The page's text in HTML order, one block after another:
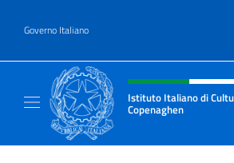
Governo Italiano
Intestazione sito,
Istituto Italiano di
Copenaghen